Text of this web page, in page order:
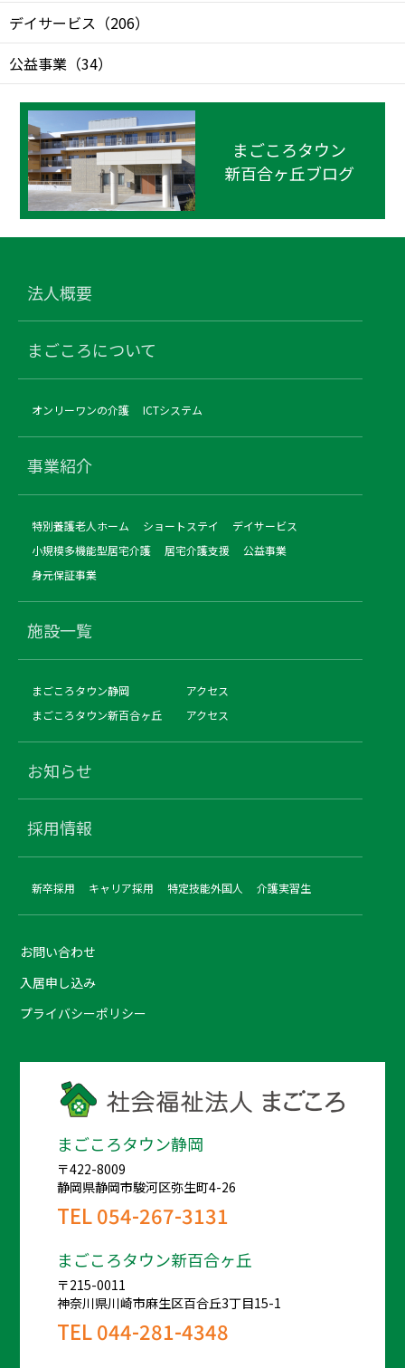
デイサービス （206）
公益事業 （34）
まごころタウン
新百合ヶ丘ブログ
法人概要
まごころについて
オンリーワンの介護 ICTシステム
事業紹介
特別養護老人ホーム ショートステイ
デイサービス
小規模多機能型居宅介護
居宅介護支援
公益事業
身元保証事業
施設一覧
まごころタウン静岡
アクセス
まごころタウン新百合ヶ丘
アクセス
お知らせ
採用情報
新卒採用 キャリア採用 特定技能外国人 介護実習生
お問い合わせ
入居申し込み
プライバシーポリシー
まごころタウン静岡
〒422-8009
静岡県静岡市駿河区弥生町4-26
TEL054-267-3131
まごころタウン新百合ヶ丘
〒215-0011
神奈川県川崎市麻生区百合丘3丁目15-1
TEL044-281-4348